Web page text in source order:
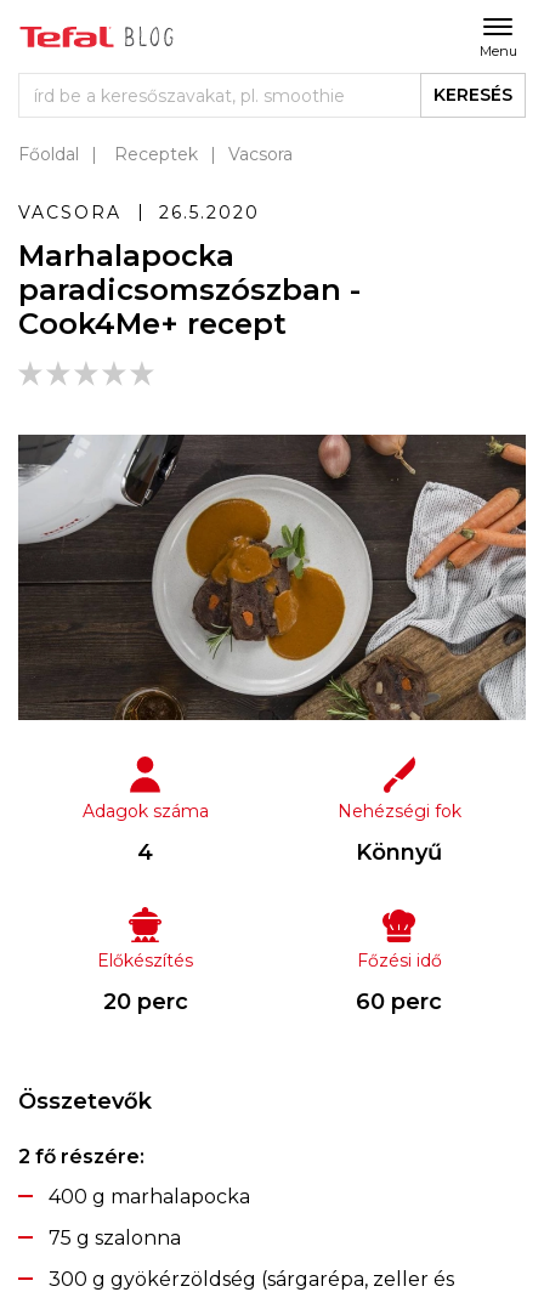
Menu
KERESÉS
Főoldal Receptek Vacsora
VACSORA 26.5.2020
Marhalapocka
paradicsomszószban -
Cook4Me+ recept
Adagok száma
4
Nehézségi fok
Könnyű
Előkészítés
20 perc
Főzési idő
60 perc
Összetevők
2 fő részére:
400 g marhalapocka
75 g szalonna
300 g gyökérzöldség (sárgarépa, zeller és